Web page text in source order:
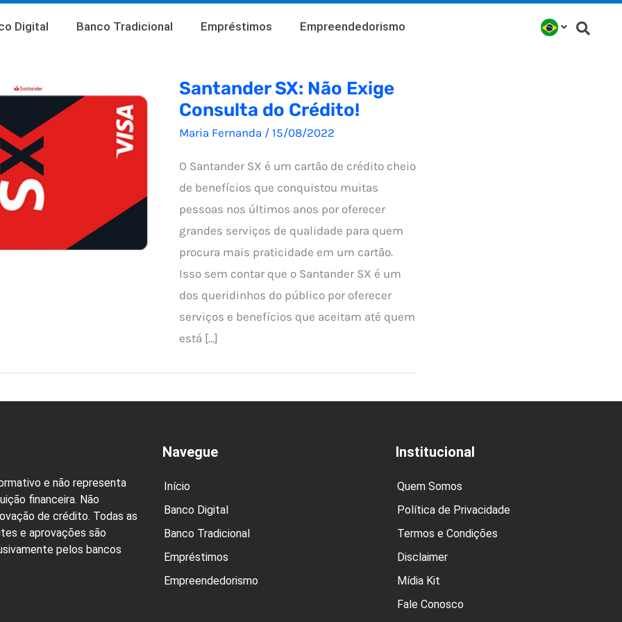
Digital Banco Tradicional Empréstimos Empreendedorismo
Santander SX: Não Exige
Consulta do Crédito!
Maria Fernanda / 15/08/2022
O Santander SX é um cartão de crédito cheio
de benefícios que conquistou muitas
pessoas nos últimos anos por oferecer
grandes serviços de qualidade para quem
procura mais praticidade em um cartão.
Isso sem contar que o Santander SX é um
dos queridinhos do público por oferecer
serviços e benefícios que aceitam até quem
está […]
e não representa
financeira. Não
de crédito. Todas as
e aprovações são
pelos bancos
Navegue
Início
Banco Digital
Banco Tradicional
Empréstimos
Empreendedorismo
Institucional
Quem Somos
Política de Privacidade
Termos e Condições
Disclaimer
Mídia Kit
Fale Conosco